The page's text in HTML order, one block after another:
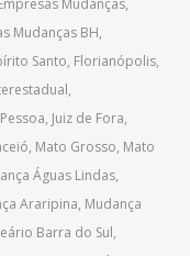
Mudanças,
Mudanças BH,
Santo, Florianópolis,
,
, Juiz de Fora,
, Mato Grosso, Mato
Águas Lindas,
Araripina, Mudança
Barra do Sul,